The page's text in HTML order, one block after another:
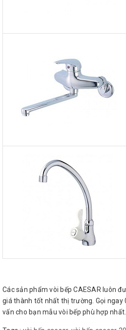
Các sản phẩm vòi bếp CAESAR luôn
giá thành tốt nhất thị trường. Gọi
vấn cho bạn mẫu vòi bếp phù hợp nhất.